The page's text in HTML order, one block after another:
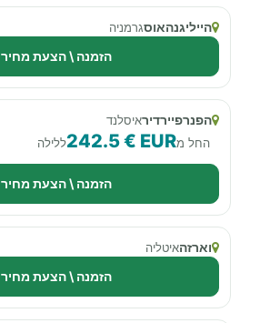
הייליגנהאוסגרמניה
הזמנה \ הצעת מחיר
הפנרפיירדיראיסלנד
החל מ242.5 € EURללילה
הזמנה \ הצעת מחיר
וארזהאיטליה
הזמנה \ הצעת מחיר